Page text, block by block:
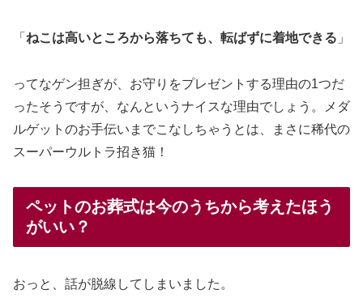
「 ねこは高いところから落ちても、転ばずに着地できる 」
ってなゲン担ぎが、お守りをプレゼントする理由の1つだ
ったそうですが、なんというナイスな理由でしょう。メダ
ルゲットのお手伝いまでこなしちゃうとは、まさに稀代の
スーパーウルトラ招き猫！
ペットのお葬式は今のうちから考えたほう
がいい？
おっと、話が脱線してしまいました。